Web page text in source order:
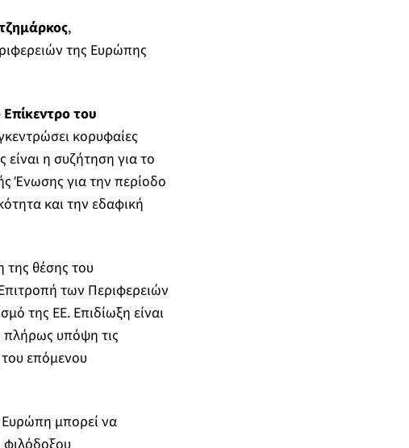
,
της Ευρώπης
του
κορυφαίες
η συζήτηση για το
Ένωσης για την περίοδο
και την εδαφική
θέσης του
των Περιφερειών
της ΕΕ. Επιδίωξη είναι
πλήρως υπόψη τις
επόμενου
Ευρώπη μπορεί να